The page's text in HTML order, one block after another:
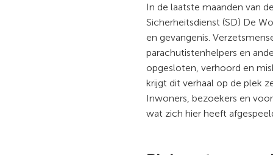
In de laatste maanden van
Sicherheitsdienst (SD) De
en gevangenis.
parachutistenhelpers en
opgesloten, verhoord en
krijgt dit verhaal op de plek
Inwoners, bezoekers en
wat zich hier heeft